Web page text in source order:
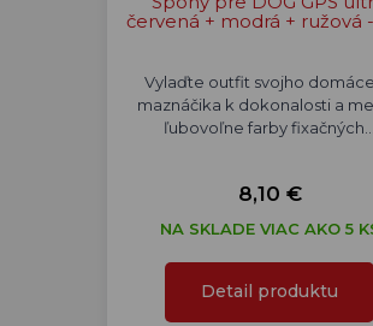
červená + modrá + ružová
Vylaďte outfit svojho
maznáčika k dokonalosti a
ľubovoľne farby fixačných…
8,10 €
NA SKLADE VIAC AKO 5
Detail produktu